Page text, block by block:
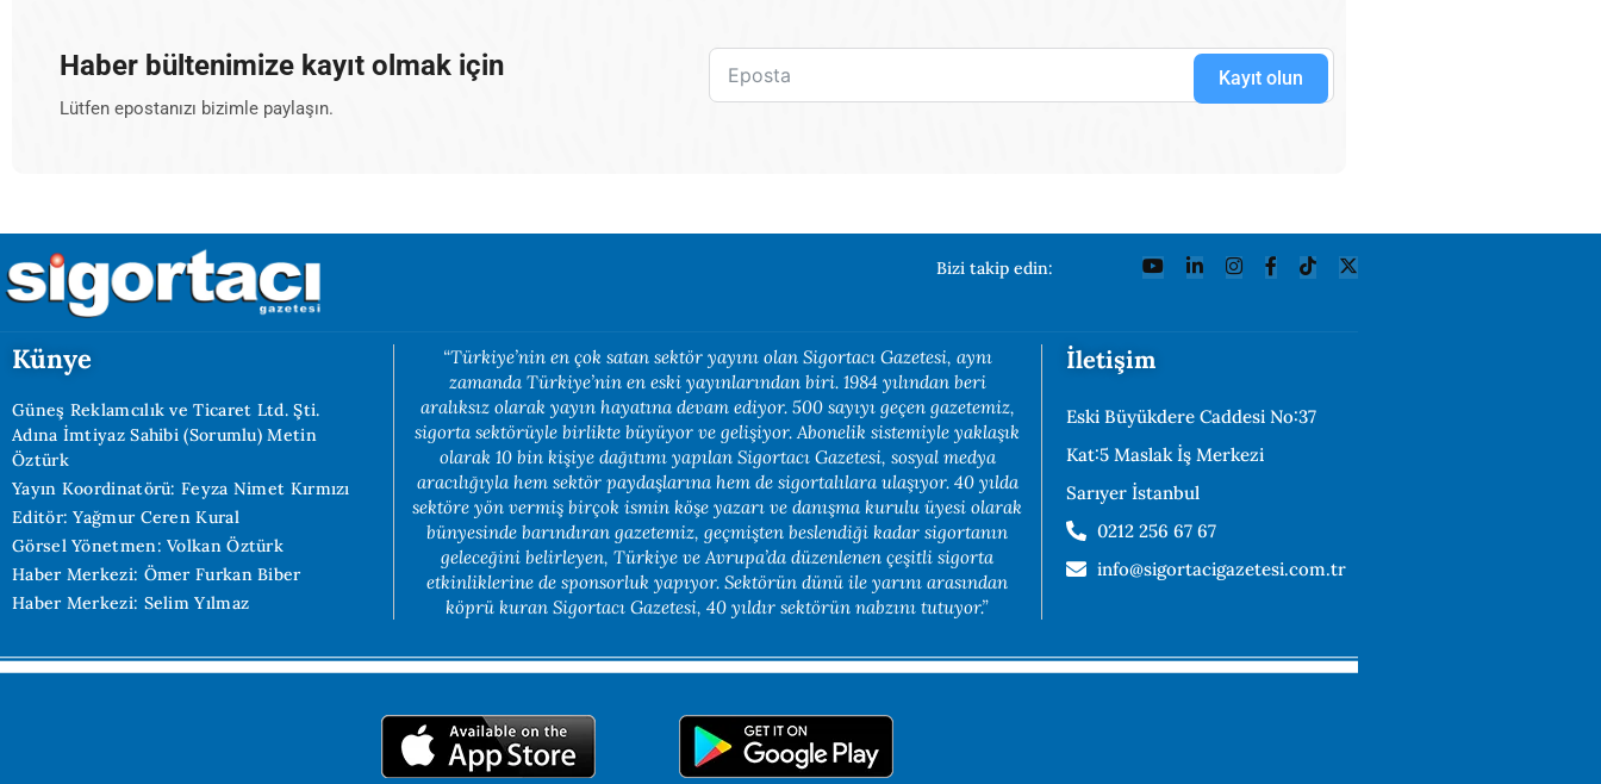
Haber bültenimize kayıt olmak için
Lütfen epostanızı bizimle paylaşın.
Kayıt olun
Bizi takip edin:
Künye
Güneş Reklamcılık ve Ticaret Ltd. Şti.
Adına İmtiyaz Sahibi (Sorumlu) Metin
Öztürk
Yayın Koordinatörü: Feyza Nimet Kırmızı
Editör: Yağmur Ceren Kural
Görsel Yönetmen: Volkan Öztürk
Haber Merkezi: Ömer Furkan Biber
Haber Merkezi: Selim Yılmaz
“Türkiye’nin en çok satan sektör yayını olan Sigortacı Gazetesi, aynı
zamanda Türkiye’nin en eski yayınlarından biri. 1984 yılından beri
aralıksız olarak yayın hayatına devam ediyor. 500 sayıyı geçen gazetemiz,
sigorta sektörüyle birlikte büyüyor ve gelişiyor. Abonelik sistemiyle yaklaşık
olarak 10 bin kişiye dağıtımı yapılan Sigortacı Gazetesi, sosyal medya
aracılığıyla hem sektör paydaşlarına hem de sigortalılara ulaşıyor. 40 yılda
sektöre yön vermiş birçok ismin köşe yazarı ve danışma kurulu üyesi olarak
bünyesinde barındıran gazetemiz, geçmişten beslendiği kadar sigortanın
geleceğini belirleyen, Türkiye ve Avrupa’da düzenlenen çeşitli sigorta
etkinliklerine de sponsorluk yapıyor. Sektörün dünü ile yarını arasından
köprü kuran Sigortacı Gazetesi, 40 yıldır sektörün nabzını tutuyor.”
İletişim
Eski Büyükdere Caddesi No:37
Kat:5 Maslak İş Merkezi
Sarıyer İstanbul
0212 256 67 67
info@sigortacigazetesi.com.tr